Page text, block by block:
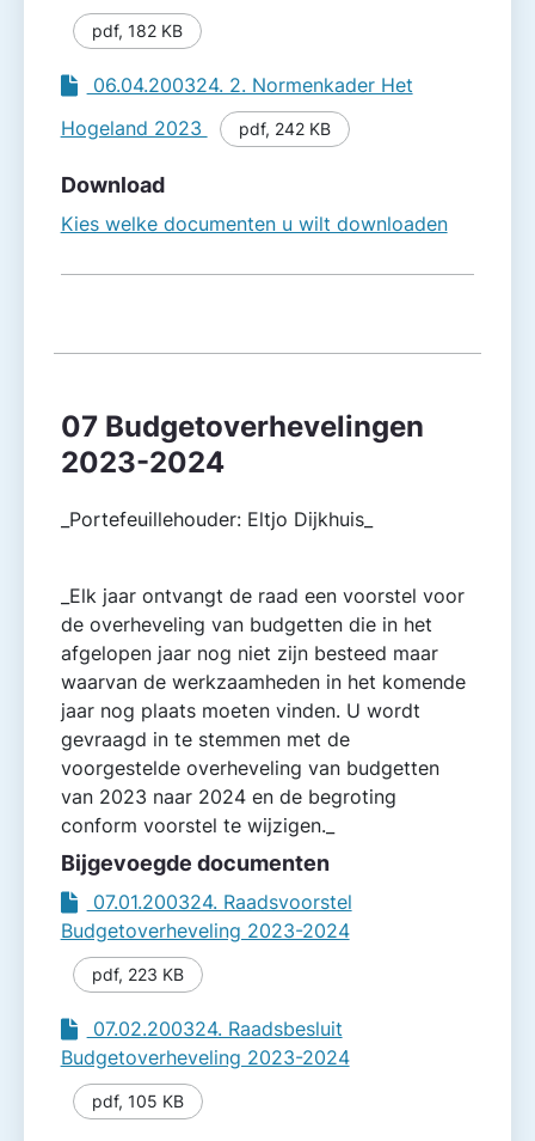
pdf, 182 KB
06.04.200324. 2. Normenkader Het
Hogeland 2023
pdf, 242 KB
Download
Kies welke documenten u wilt downloaden
07 Budgetoverhevelingen
2023-2024
_Portefeuillehouder: Eltjo Dijkhuis_
_Elk jaar ontvangt de raad een voorstel voor
de overheveling van budgetten die in het
afgelopen jaar nog niet zijn besteed maar
waarvan de werkzaamheden in het komende
jaar nog plaats moeten vinden. U wordt
gevraagd in te stemmen met de
voorgestelde overheveling van budgetten
van 2023 naar 2024 en de begroting
conform voorstel te wijzigen._
Bijgevoegde documenten
07.01.200324. Raadsvoorstel
Budgetoverheveling 2023-2024
pdf, 223 KB
07.02.200324. Raadsbesluit
Budgetoverheveling 2023-2024
pdf, 105 KB